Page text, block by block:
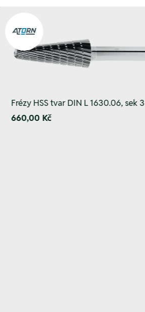
Frézy HSS tvar DIN L 1630.06, sek 3
660,00 Kč